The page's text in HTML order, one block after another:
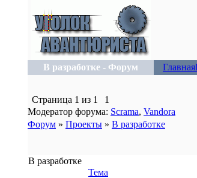
В разработке - Форум Главная
Страница 1 из 1
1
Модератор форума: Scrama, Vandora
Форум » Проекты » В разработке
В разработке
Тема